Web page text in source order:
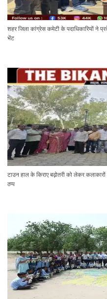
शहर जिला कांग्रेस कमेटी के पदाधिकारियों ने
भेंट
टाउन हाल के किराए बढ़ोतरी को लेकर
ठप्प